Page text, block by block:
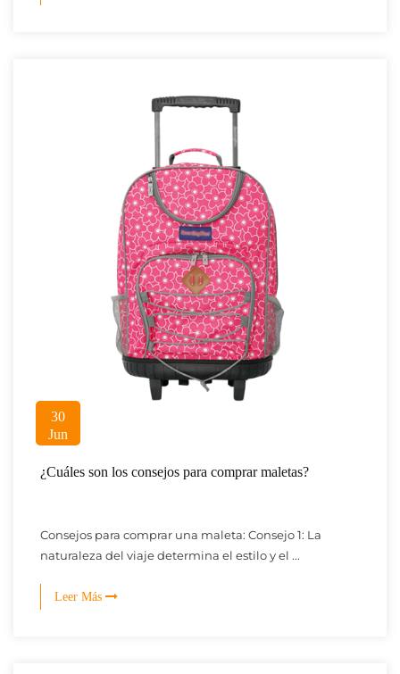
30
Jun
¿Cuáles son los consejos para comprar maletas?
Consejos para comprar una maleta: Consejo 1: La
naturaleza del viaje determina el estilo y el ...
Leer Más